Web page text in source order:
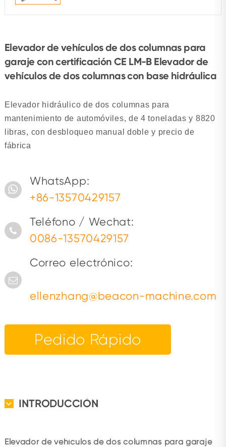
Elevador de vehículos de dos columnas para
garaje con certificación CE LM-B Elevador de
vehículos de dos columnas con base hidráulica
Elevador hidráulico de dos columnas para
mantenimiento de automóviles, de 4 toneladas y 8820
libras, con desbloqueo manual doble y precio de
fábrica
WhatsApp:
+86-13570429157
Teléfono / Wechat:
0086-13570429157
Correo electrónico:
ellenzhang@beacon-machine.com
Pedido Rápido
INTRODUCCIÓN
Elevador de vehículos de dos columnas para garaje